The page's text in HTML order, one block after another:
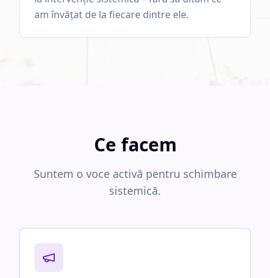
am învățat de la fiecare dintre ele.
Ce facem
Suntem o voce activă pentru schimbare
sistemică.